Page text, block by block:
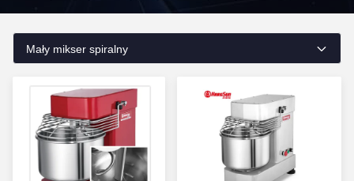
Mały mikser spiralny